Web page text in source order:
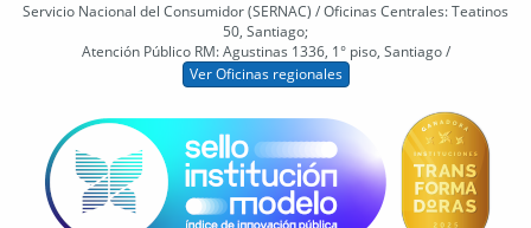
Servicio Nacional del Consumidor (SERNAC) / Oficinas Centrales: Teatinos
50, Santiago;
Atención Público RM: Agustinas 1336, 1° piso, Santiago /
Ver Oficinas regionales